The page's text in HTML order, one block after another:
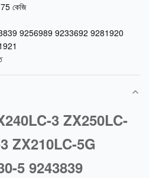
কেজি
9256989 9233692 9281920
3 ZX250LC-
ZX210LC-5G
5 9243839